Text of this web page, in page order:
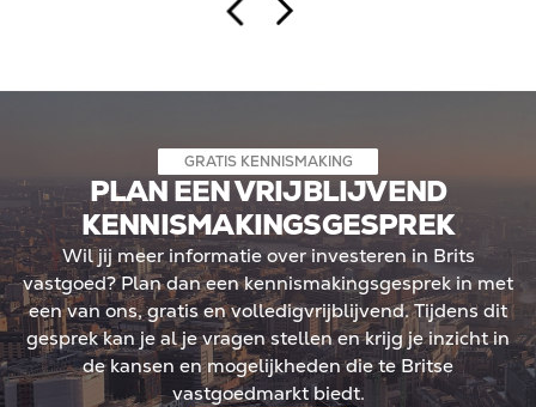
GRATIS KENNISMAKING
PLAN EEN VRIJBLIJVEND
KENNISMAKINGSGESPREK
Wil jij meer informatie over investeren in Brits
vastgoed? Plan dan een kennismakingsgesprek in met
een van ons, gratis en volledigvrijblijvend. Tijdens dit
gesprek kan je al je vragen stellen en krijg je inzicht in
de kansen en mogelijkheden die te Britse
vastgoedmarkt biedt.